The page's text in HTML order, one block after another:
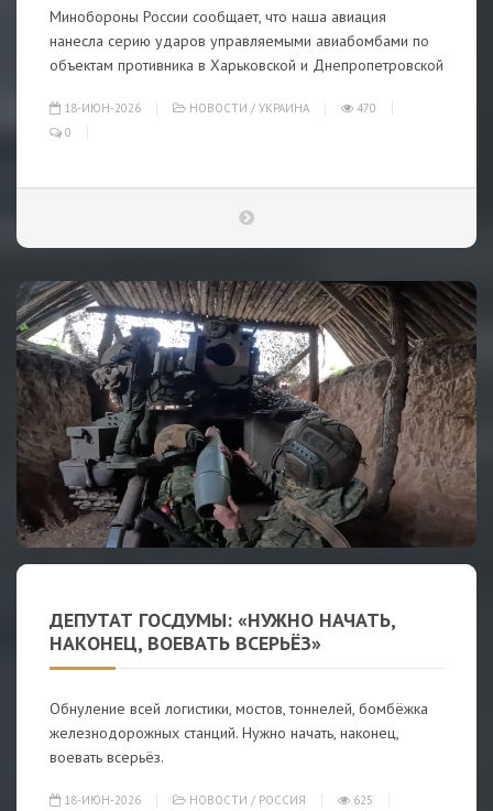
Минобороны России сообщает, что наша авиация
нанесла серию ударов управляемыми авиабомбами по
объектам противника в Харьковской и Днепропетровской
18-ИЮН-2026 НОВОСТИ / УКРАИНА
470
0
ДЕПУТАТ ГОСДУМЫ: «НУЖНО НАЧАТЬ,
НАКОНЕЦ, ВОЕВАТЬ ВСЕРЬЁЗ»
Обнуление всей логистики, мостов, тоннелей, бомбёжка
железнодорожных станций. Нужно начать, наконец,
воевать всерьёз.
18-ИЮН-2026 НОВОСТИ / РОССИЯ
625